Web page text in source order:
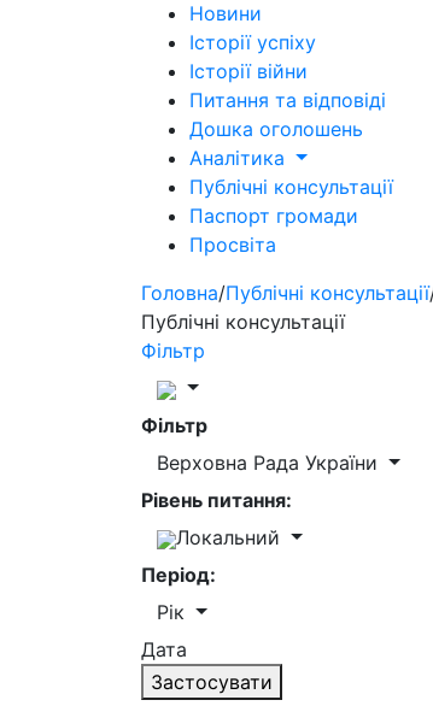
Новини
Історії успіху
Історії війни
Питання та відповіді
Дошка оголошень
Аналітика
Публічні консультації
Паспорт громади
Просвіта
Головна/Публічні консультації
Публічні консультації
Фільтр
Фільтр
Верховна Рада України
Рівень питання:
Локальний
Період:
Рік
Дата
Застосувати